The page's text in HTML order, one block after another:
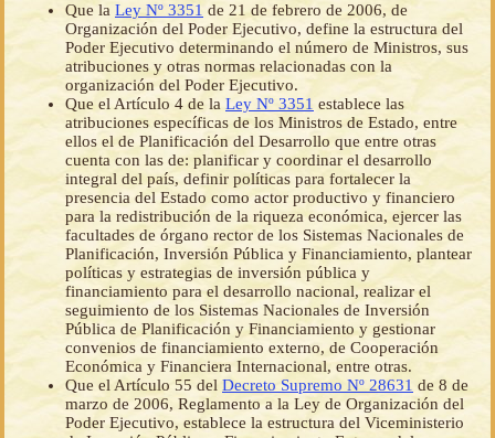
Que la Ley Nº 3351 de 21 de febrero de 2006, de
Organización del Poder Ejecutivo, define la estructura del
Poder Ejecutivo determinando el número de Ministros, sus
atribuciones y otras normas relacionadas con la
organización del Poder Ejecutivo.
Que el Artículo 4 de la Ley Nº 3351 establece las
atribuciones específicas de los Ministros de Estado, entre
ellos el de Planificación del Desarrollo que entre otras
cuenta con las de: planificar y coordinar el desarrollo
integral del país, definir políticas para fortalecer la
presencia del Estado como actor productivo y financiero
para la redistribución de la riqueza económica, ejercer las
facultades de órgano rector de los Sistemas Nacionales de
Planificación, Inversión Pública y Financiamiento, plantear
políticas y estrategias de inversión pública y
financiamiento para el desarrollo nacional, realizar el
seguimiento de los Sistemas Nacionales de Inversión
Pública de Planificación y Financiamiento y gestionar
convenios de financiamiento externo, de Cooperación
Económica y Financiera Internacional, entre otras.
Que el Artículo 55 del Decreto Supremo Nº 28631 de 8 de
marzo de 2006, Reglamento a la Ley de Organización del
Poder Ejecutivo, establece la estructura del Viceministerio